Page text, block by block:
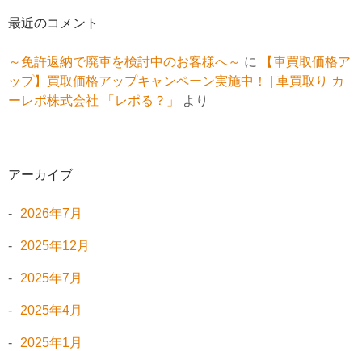
最近のコメント
～免許返納で廃車を検討中のお客様へ～ に
【車買取価格ア
ップ】買取価格アップキャンペーン実施中！ | 車買取り カ
ーレポ株式会社 「レポる？」
より
アーカイブ
2026年7月
2025年12月
2025年7月
2025年4月
2025年1月